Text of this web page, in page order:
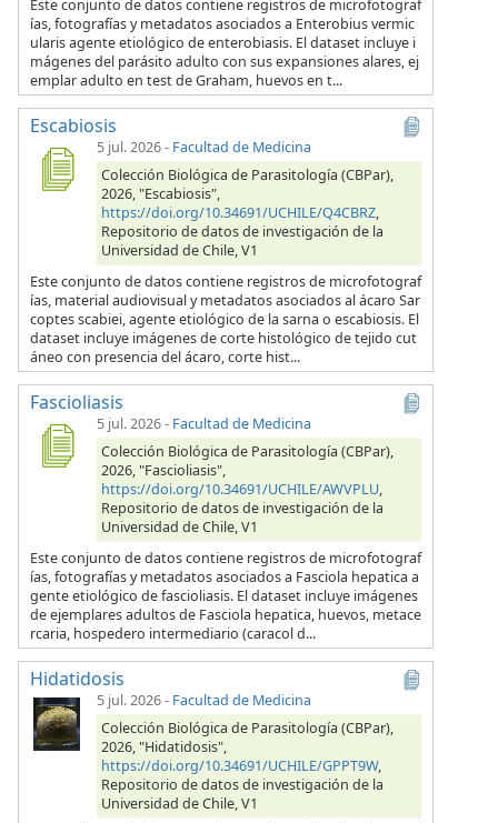
Este conjunto de datos contiene registros de microfotograf
ías, fotografías y metadatos asociados a Enterobius vermic
ularis agente etiológico de enterobiasis. El dataset incluye i
mágenes del parásito adulto con sus expansiones alares, ej
emplar adulto en test de Graham, huevos en t...
Escabiosis
5 jul. 2026- Facultad de Medicina
Colección Biológica de Parasitología (CBPar),
2026, "Escabiosis",
https://doi.org/10.34691/UCHILE/Q4CBRZ,
Repositorio de datos de investigación de la
Universidad de Chile, V1
Este conjunto de datos contiene registros de microfotograf
ías, material audiovisual y metadatos asociados al ácaro Sar
coptes scabiei, agente etiológico de la sarna o escabiosis. El
dataset incluye imágenes de corte histológico de tejido cut
áneo con presencia del ácaro, corte hist...
Fascioliasis
5 jul. 2026- Facultad de Medicina
Colección Biológica de Parasitología (CBPar),
2026, "Fascioliasis",
https://doi.org/10.34691/UCHILE/AWVPLU,
Repositorio de datos de investigación de la
Universidad de Chile, V1
Este conjunto de datos contiene registros de microfotograf
ías, fotografías y metadatos asociados a Fasciola hepatica a
gente etiológico de fascioliasis. El dataset incluye imágenes
de ejemplares adultos de Fasciola hepatica, huevos, metace
rcaria, hospedero intermediario (caracol d...
Hidatidosis
5 jul. 2026- Facultad de Medicina
Colección Biológica de Parasitología (CBPar),
2026, "Hidatidosis",
https://doi.org/10.34691/UCHILE/GPPT9W,
Repositorio de datos de investigación de la
Universidad de Chile, V1